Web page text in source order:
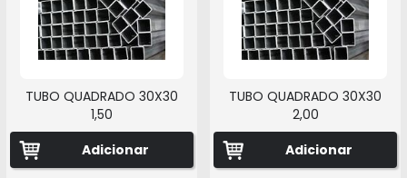
TUBO QUADRADO 30X30
1,50
Adicionar
TUBO QUADRADO 30X30
2,00
Adicionar